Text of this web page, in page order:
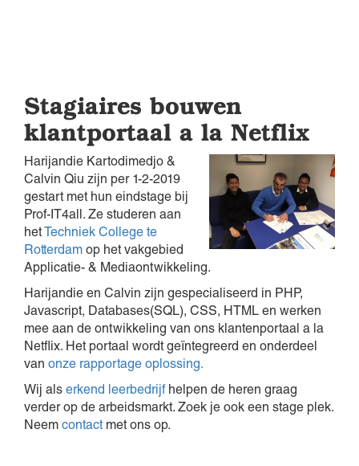
Stagiaires bouwen
klantportaal a la Netflix
Harijandie Kartodimedjo &
Calvin Qiu zijn per 1-2-2019
gestart met hun eindstage bij
Prof-IT4all. Ze studeren aan
het Techniek College te
Rotterdam op het vakgebied
Applicatie- & Mediaontwikkeling.
Harijandie en Calvin zijn gespecialiseerd in PHP,
Javascript, Databases(SQL), CSS, HTML en werken
mee aan de ontwikkeling van ons klantenportaal a la
Netflix. Het portaal wordt geïntegreerd en onderdeel
van onze rapportage oplossing.
Wij als erkend leerbedrijfhelpen de heren graag
verder op de arbeidsmarkt. Zoek je ook een stage plek.
Neem contact met ons op.